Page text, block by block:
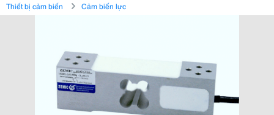
Thiết bị cảm biến Cảm biến lực